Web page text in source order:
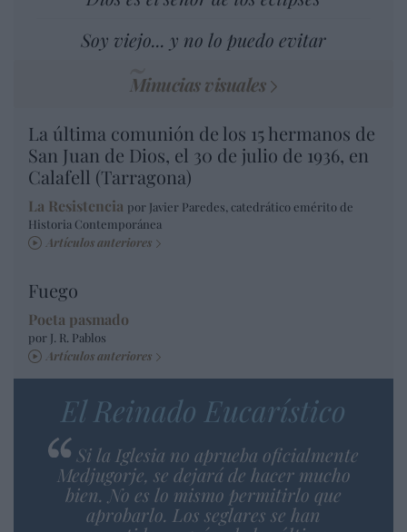
Soy viejo... y no lo puedo evitar
Minucias visuales
La última comunión de los 15 hermanos de
San Juan de Dios, el 30 de julio de 1936, en
Calafell (Tarragona)
La Resistencia por Javier Paredes, catedrático emérito de
Historia Contemporánea
Artículos anteriores
Fuego
Poeta pasmado
por J. R. Pablos
Artículos anteriores
El Reinado Eucarístico
Si la Iglesia no aprueba oficialmente
Medjugorje, se dejará de hacer mucho
bien. No es lo mismo permitirlo que
aprobarlo. Los seglares se han